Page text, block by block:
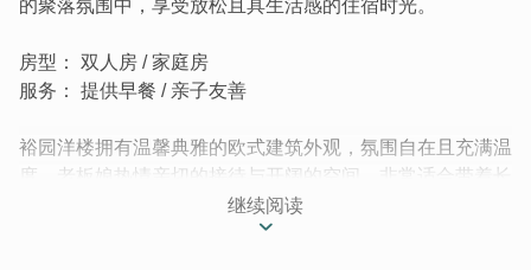
的聚落氛围中，享受放松且具生活感的住宿时光。
房型： 双人房 / 家庭房
服务： 提供早餐 / 亲子友善
裕园洋楼拥有温馨典雅的欧式建筑外观，氛围自在且充满温
度。老板娘热情亲切的接待与开阔的空间，非常适合带着长
辈或小孩的家庭客群，减少住宿上的不确定感，让旅程更安
心顺畅，在旅途中找回自在的步调。
继续阅读